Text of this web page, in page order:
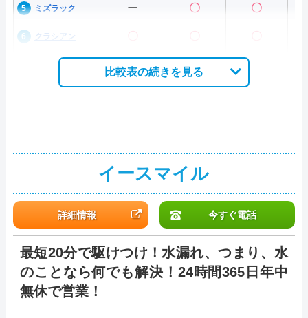
ミズラック ー 〇 〇
クラシアン
比較表の続きを見る
イースマイル
詳細情報 今すぐ電話
最短20分で駆けつけ！水漏れ、つまり、水
のことなら何でも解決！24時間365日年中
無休で営業！